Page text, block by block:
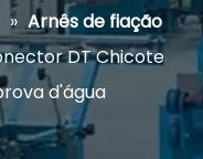
» Arnês de fiação
DT Chicote
d'água